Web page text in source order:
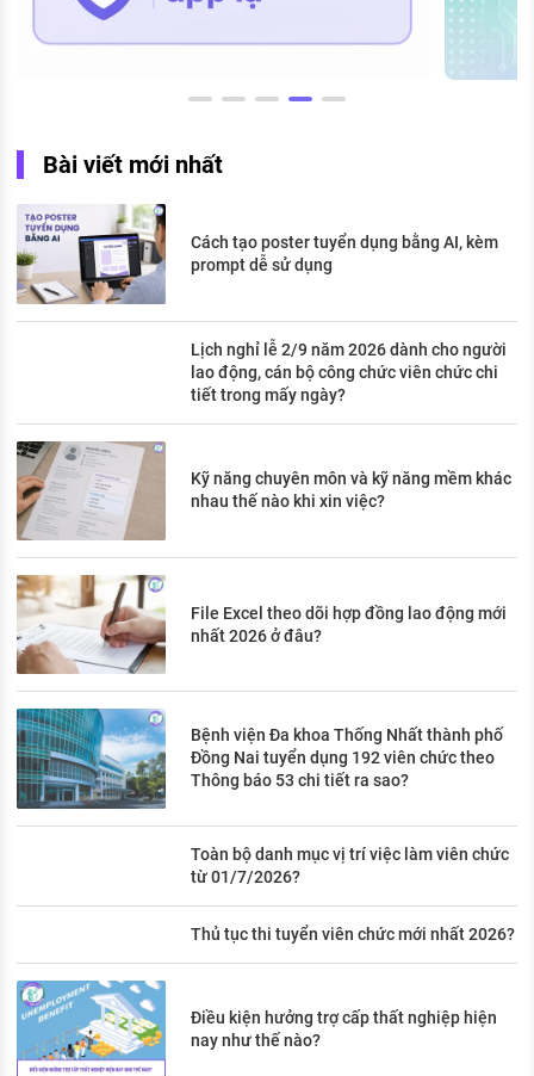
Bài viết mới nhất
Cách tạo poster tuyển dụng bằng AI, kèm
prompt dễ sử dụng
Lịch nghỉ lễ 2/9 năm 2026 dành cho người
lao động, cán bộ công chức viên chức chi
tiết trong mấy ngày?
Kỹ năng chuyên môn và kỹ năng mềm khác
nhau thế nào khi xin việc?
File Excel theo dõi hợp đồng lao động mới
nhất 2026 ở đâu?
Bệnh viện Đa khoa Thống Nhất thành phố
Đồng Nai tuyển dụng 192 viên chức theo
Thông báo 53 chi tiết ra sao?
Toàn bộ danh mục vị trí việc làm viên chức
từ 01/7/2026?
Thủ tục thi tuyển viên chức mới nhất 2026?
Điều kiện hưởng trợ cấp thất nghiệp hiện
nay như thế nào?